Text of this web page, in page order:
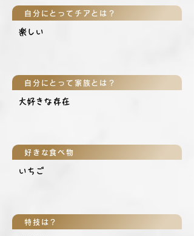
自分にとってチアとは？
楽しい
自分にとって家族とは？
大好きな存在
好きな食べ物
いちご
特技は？